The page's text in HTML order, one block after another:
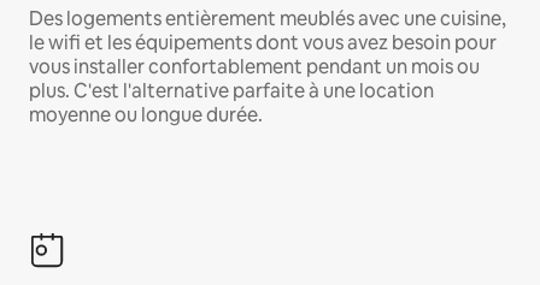
Des logements entièrement meublés avec une cuisine,
le wifi et les équipements dont vous avez besoin pour
vous installer confortablement pendant un mois ou
plus. C'est l'alternative parfaite à une location
moyenne ou longue durée.